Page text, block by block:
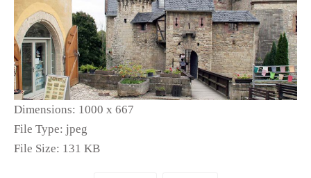
Dimensions: 1000 x 667
File Type: jpeg
File Size: 131 KB